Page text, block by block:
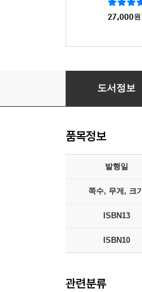
27,000원
로키의 시련
도서정보
품목정보
발행일
쪽수, 무게, 크기
ISBN13
ISBN10
관련분류